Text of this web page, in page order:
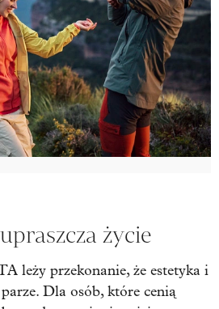
życie
leży przekonanie, że estetyka i
Dla osób, które cenią